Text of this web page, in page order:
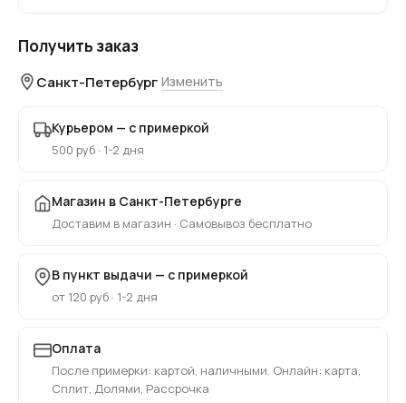
Получить заказ
Санкт-Петербург Изменить
Курьером — с примеркой
500 руб · 1-2 дня
Магазин в Санкт-Петербурге
Доставим в магазин · Самовывоз бесплатно
В пункт выдачи — с примеркой
от 120 руб · 1-2 дня
Оплата
После примерки: картой, наличными. Онлайн: карта,
Сплит, Долями, Рассрочка